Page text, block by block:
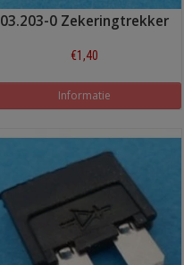
03.203-0 Zekeringtrekker
€1,40
Informatie